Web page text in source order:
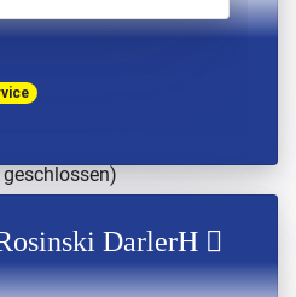
Coban
DarlerH